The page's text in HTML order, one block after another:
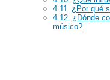
¿Por qué
¿Dónde
músico?